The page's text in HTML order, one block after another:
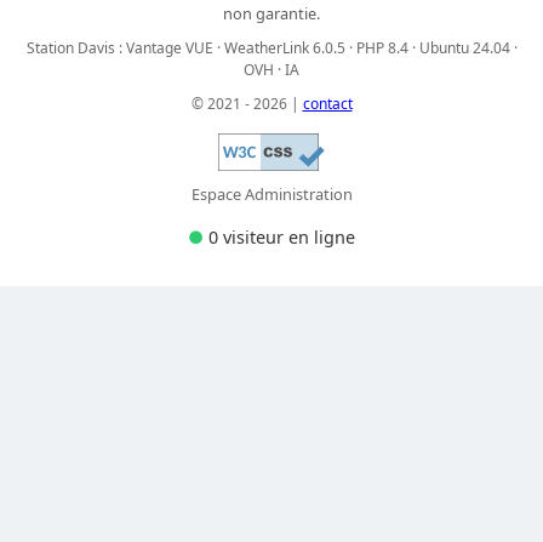
non garantie.
Station Davis : Vantage VUE · WeatherLink 6.0.5 · PHP 8.4 · Ubuntu 24.04 ·
OVH · IA
© 2021 - 2026 | contact
Espace Administration
● 0 visiteur en ligne